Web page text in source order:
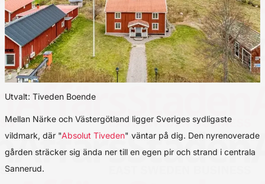
Utvalt: Tiveden Boende
Mellan Närke och Västergötland ligger Sveriges sydligaste
vildmark, där "Absolut Tiveden" väntar på dig. Den nyrenoverade
gården sträcker sig ända ner till en egen pir och strand i centrala
Sannerud.